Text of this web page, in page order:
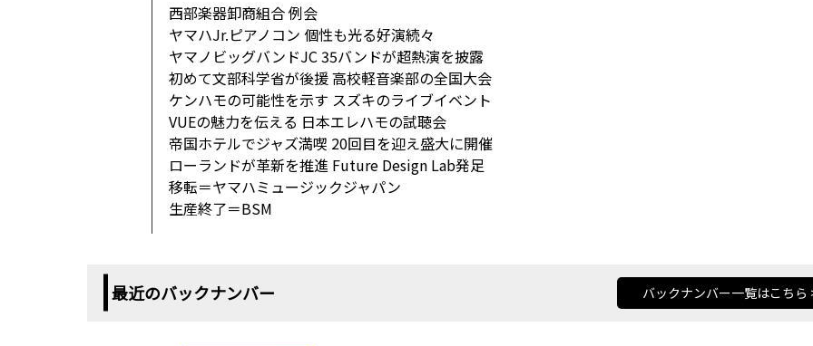
西部楽器卸商組合 例会
ヤマハJr.ピアノコン 個性も光る好演続々
ヤマノビッグバンドJC 35バンドが超熱演を披露
初めて文部科学省が後援 高校軽音楽部の全国大会
ケンハモの可能性を示す スズキのライブイベント
VUEの魅力を伝える 日本エレハモの試聴会
帝国ホテルでジャズ満喫 20回目を迎え盛大に開催
ローランドが革新を推進 Future Design Lab発足
移転＝ヤマハミュージックジャパン
生産終了＝BSM
最近のバックナンバー バックナンバー一覧はこちら